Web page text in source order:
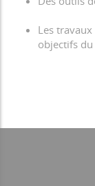
Les
objectifs